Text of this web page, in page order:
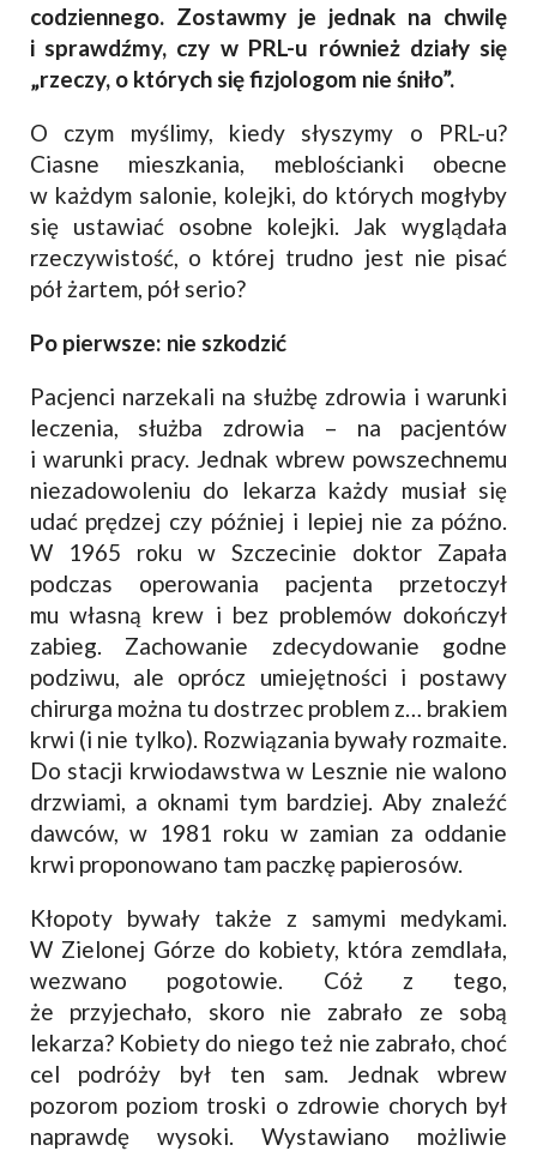
codziennego. Zostawmy je jednak na chwilę
i sprawdźmy, czy w PRL-u również działy się
„rzeczy, o których się fizjologom nie śniło”.
O czym myślimy, kiedy słyszymy o PRL-u?
Ciasne mieszkania, meblościanki obecne
w każdym salonie, kolejki, do których mogłyby
się ustawiać osobne kolejki. Jak wyglądała
rzeczywistość, o której trudno jest nie pisać
pół żartem, pół serio?
Po pierwsze: nie szkodzić
Pacjenci narzekali na służbę zdrowia i warunki
leczenia, służba zdrowia – na pacjentów
i warunki pracy. Jednak wbrew powszechnemu
niezadowoleniu do lekarza każdy musiał się
udać prędzej czy później i lepiej nie za późno.
W 1965 roku w Szczecinie doktor Zapała
podczas operowania pacjenta przetoczył
mu własną krew i bez problemów dokończył
zabieg. Zachowanie zdecydowanie godne
podziwu, ale oprócz umiejętności i postawy
chirurga można tu dostrzec problem z… brakiem
krwi (i nie tylko). Rozwiązania bywały rozmaite.
Do stacji krwiodawstwa w Lesznie nie walono
drzwiami, a oknami tym bardziej. Aby znaleźć
dawców, w 1981 roku w zamian za oddanie
krwi proponowano tam paczkę papierosów.
Kłopoty bywały także z samymi medykami.
W Zielonej Górze do kobiety, która zemdlała,
wezwano pogotowie. Cóż z tego,
że przyjechało, skoro nie zabrało ze sobą
lekarza? Kobiety do niego też nie zabrało, choć
cel podróży był ten sam. Jednak wbrew
pozorom poziom troski o zdrowie chorych był
naprawdę wysoki. Wystawiano możliwie